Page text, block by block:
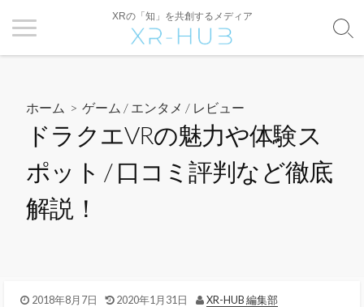
XRの「知」を共創するメディア
ホーム >ゲーム / エンタメ / レビュー
ドラクエVRの魅力や体験ス
ポット / 口コミ評判など徹底
解説！
2018年8月7日 2020年1月31日 XR-HUB 編集部